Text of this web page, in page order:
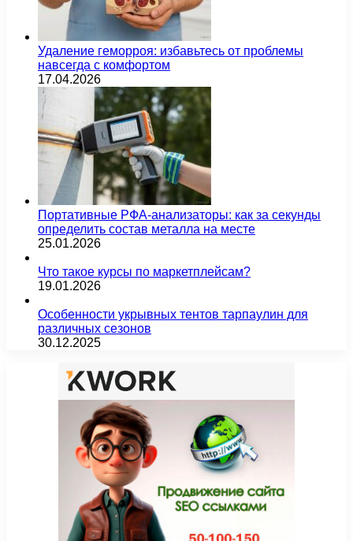
Удаление геморроя: избавьтесь от проблемы
навсегда с комфортом
17.04.2026
Портативные РФА-анализаторы: как за секунды
определить состав металла на месте
25.01.2026
Что такое курсы по маркетплейсам?
19.01.2026
Особенности укрывных тентов тарпаулин для
различных сезонов
30.12.2025